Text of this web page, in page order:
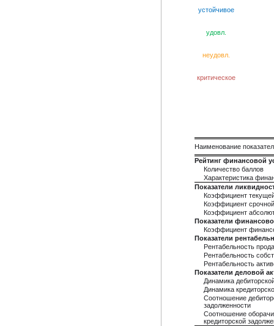
устойчивое
удовл.
неудовл.
критическое
Наименование
Рейтинг финансовой
Количество баллов
Характеристика
Показатели
Коэффициент
Коэффициент
Коэффициент
Показатели
Коэффициент
Показатели
Рентабельность
Рентабельность
Рентабельность
Показатели деловой
Динамика
Динамика
Соотношение
задолженности
Соотношение
кредиторской